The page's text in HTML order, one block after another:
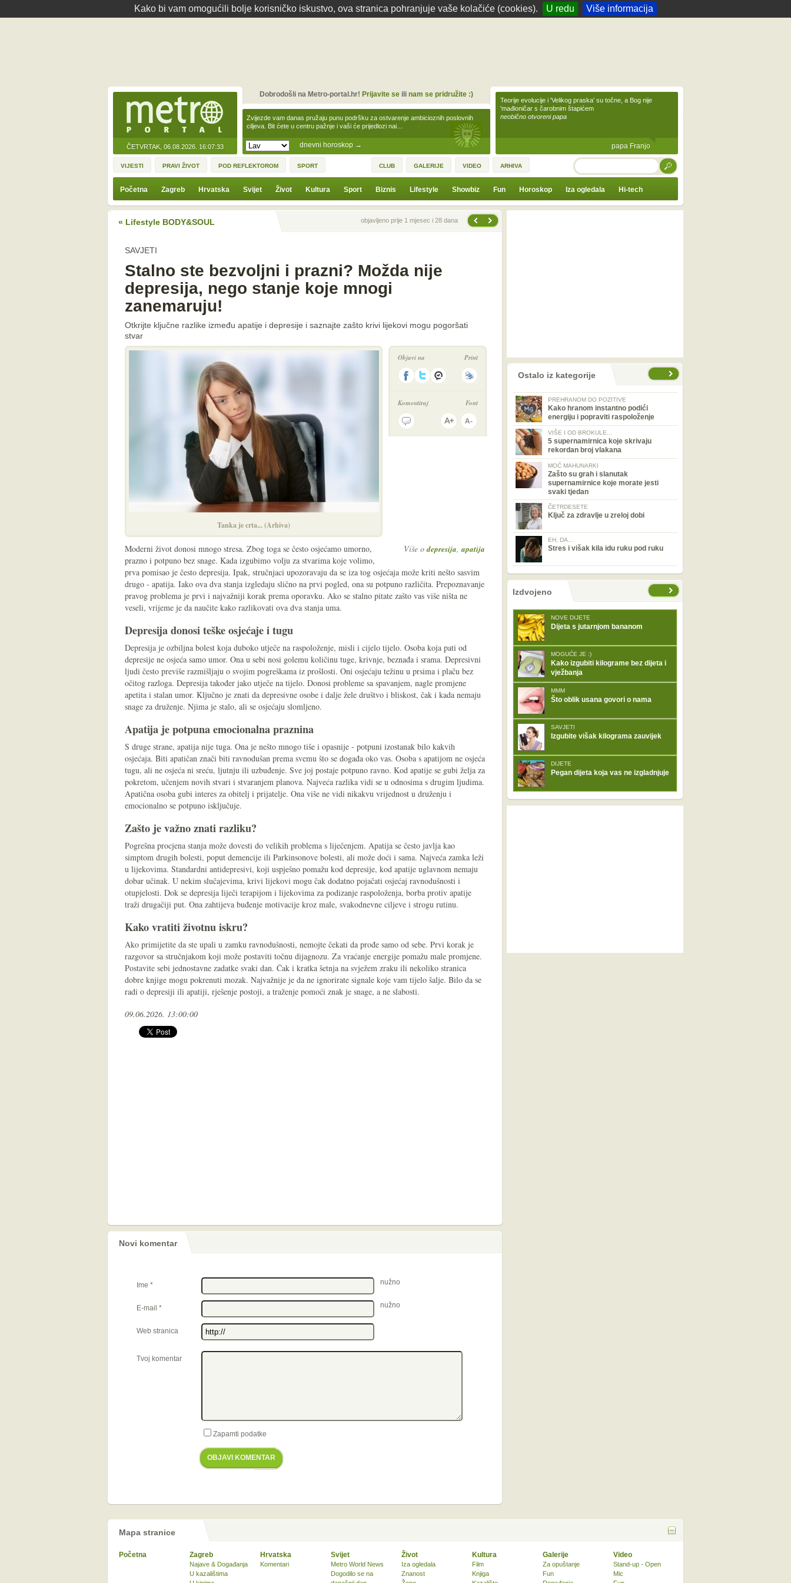
Kako bi vam omogućili bolje korisničko iskustvo, ova stranica pohranjuje vaše kolačiće (cookies). U redu Više informacija
ČETVRTAK, 06.08.2026. 16:07:33 dnevni horoskop →
Zvijezde vam danas pružaju punu podršku za ostvarenje ambicioznih poslovnih
ciljeva. Bit ćete u centru pažnje i vaši će prijedlozi nai…
Dobrodošli na Metro-portal.hr! Prijavite seili nam se pridružite :)
Teorije evolucije i 'Velikog praska' su točne, a Bog nije
'mađioničar s čarobnim štapićem
neobično otvoreni papa
papa Franjo
VIJESTI PRAVI ŽIVOT POD REFLEKTOROM SPORT CLUB GALERIJE VIDEO ARHIVA TRAŽI
Početna Zagreb Hrvatska Svijet Život Kultura Sport Biznis Lifestyle Showbiz Fun Horoskop Iza ogledala Hi-tech
« Lifestyle BODY&SOUL Prethodna vijestobjavljeno prije 1 mjesec i 28 dana
SAVJETI
Stalno ste bezvoljni i prazni? Možda nije
depresija, nego stanje koje mnogi
zanemaruju!
Otkrijte ključne razlike između apatije i depresije i saznajte zašto krivi lijekovi mogu pogoršati
stvar
Tanka je crta... (Arhiva)
Objavi na Print
Komentiraj Font
Više odepresija,apatija
Moderni život donosi mnogo stresa. Zbog toga se često osjećamo umorno,
prazno i potpuno bez snage. Kada izgubimo volju za stvarima koje volimo,
prva pomisao je često depresija. Ipak, stručnjaci upozoravaju da se iza tog osjećaja može kriti nešto sasvim
drugo - apatija. Iako ova dva stanja izgledaju slično na prvi pogled, ona su potpuno različita. Prepoznavanje
pravog problema je prvi i najvažniji korak prema oporavku. Ako se stalno pitate zašto vas više ništa ne
veseli, vrijeme je da naučite kako razlikovati ova dva stanja uma.
Depresija donosi teške osjećaje i tugu
Depresija je ozbiljna bolest koja duboko utječe na raspoloženje, misli i cijelo tijelo. Osoba koja pati od
depresije ne osjeća samo umor. Ona u sebi nosi golemu količinu tuge, krivnje, beznađa i srama. Depresivni
ljudi često previše razmišljaju o svojim pogreškama iz prošlosti. Oni osjećaju težinu u prsima i plaču bez
očitog razloga. Depresija također jako utječe na tijelo. Donosi probleme sa spavanjem, nagle promjene
apetita i stalan umor. Ključno je znati da depresivne osobe i dalje žele društvo i bliskost, čak i kada nemaju
snage za druženje. Njima je stalo, ali se osjećaju slomljeno.
Apatija je potpuna emocionalna praznina
S druge strane, apatija nije tuga. Ona je nešto mnogo tiše i opasnije - potpuni izostanak bilo kakvih
osjećaja. Biti apatičan znači biti ravnodušan prema svemu što se događa oko vas. Osoba s apatijom ne osjeća
tugu, ali ne osjeća ni sreću, ljutnju ili uzbuđenje. Sve joj postaje potpuno ravno. Kod apatije se gubi želja za
pokretom, učenjem novih stvari i stvaranjem planova. Najveća razlika vidi se u odnosima s drugim ljudima.
Apatična osoba gubi interes za obitelj i prijatelje. Ona više ne vidi nikakvu vrijednost u druženju i
emocionalno se potpuno isključuje.
Zašto je važno znati razliku?
Pogrešna procjena stanja može dovesti do velikih problema s liječenjem. Apatija se često javlja kao
simptom drugih bolesti, poput demencije ili Parkinsonove bolesti, ali može doći i sama. Najveća zamka leži
u lijekovima. Standardni antidepresivi, koji uspješno pomažu kod depresije, kod apatije uglavnom nemaju
dobar učinak. U nekim slučajevima, krivi lijekovi mogu čak dodatno pojačati osjećaj ravnodušnosti i
otupjelosti. Dok se depresija liječi terapijom i lijekovima za podizanje raspoloženja, borba protiv apatije
traži drugačiji put. Ona zahtijeva buđenje motivacije kroz male, svakodnevne ciljeve i strogu rutinu.
Kako vratiti životnu iskru?
Ako primijetite da ste upali u zamku ravnodušnosti, nemojte čekati da prođe samo od sebe. Prvi korak je
razgovor sa stručnjakom koji može postaviti točnu dijagnozu. Za vraćanje energije pomažu male promjene.
Postavite sebi jednostavne zadatke svaki dan. Čak i kratka šetnja na svježem zraku ili nekoliko stranica
dobre knjige mogu pokrenuti mozak. Najvažnije je da ne ignorirate signale koje vam tijelo šalje. Bilo da se
radi o depresiji ili apatiji, rješenje postoji, a traženje pomoći znak je snage, a ne slabosti.
09.06.2026. 13:00:00
Novi komentar
Ime * nužno
E-mail * nužno
Web stranica
Tvoj komentar
Zapamti podatke
OBJAVI KOMENTAR
prethodno Ostalo iz kategorije
PREHRANOM DO POZITIVE
Kako hranom instantno podići
energiju i popraviti raspoloženje
VIŠE I OD BROKULE...
5 supernamirnica koje skrivaju
rekordan broj vlakana
MOĆ MAHUNARKI
Zašto su grah i slanutak
supernamirnice koje morate jesti
svaki tjedan
ČETRDESETE
Ključ za zdravlje u zreloj dobi
EH, DA...
Stres i višak kila idu ruku pod ruku
nema prethodne stranice
sljedećeIzdvojeno
NOVE DIJETE
Dijeta s jutarnjom bananom
MOGUĆE JE :)
Kako izgubiti kilograme bez dijeta i
vježbanja
MMM
Što oblik usana govori o nama
SAVJETI
Izgubite višak kilograma zauvijek
DIJETE
Pegan dijeta koja vas ne izgladnjuje
Mapa stranice
Početna Zagreb
Najave & Događanja
U kazalištima
Hrvatska
Komentari
Svijet
Metro World News
Dogodilo se na
Život
Iza ogledala
Znanost
Kultura
Film
Knjiga
Galerije
Za opuštanje
Fun
Video
Stand-up - Open
Mic